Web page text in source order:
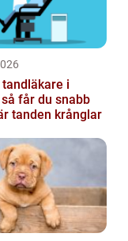
i
tanden krånglar